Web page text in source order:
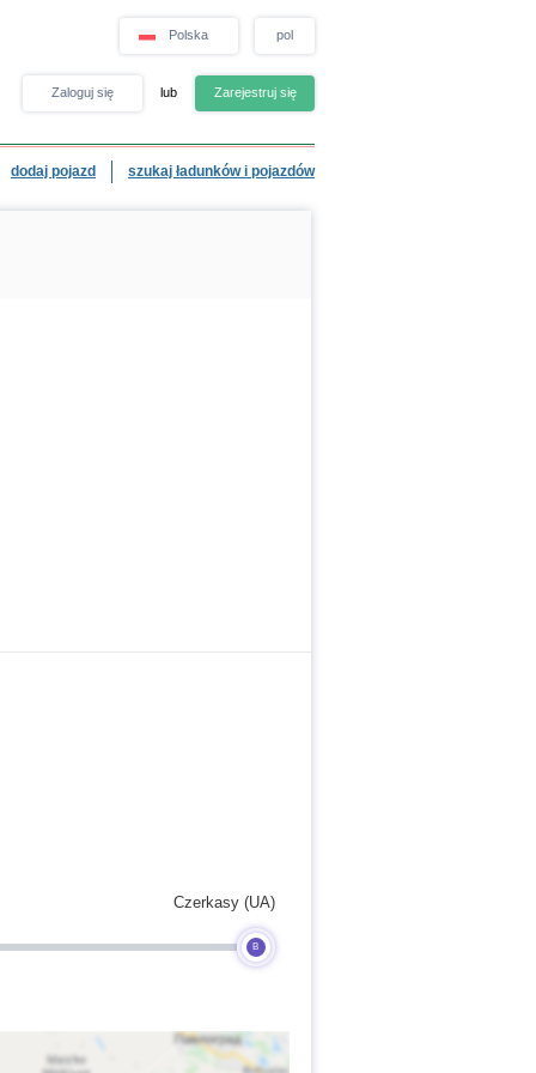
Polska pol
Zaloguj się lub Zarejestruj się
dodaj pojazd szukaj ładunków i pojazdów
B
Czerkasy (UA)